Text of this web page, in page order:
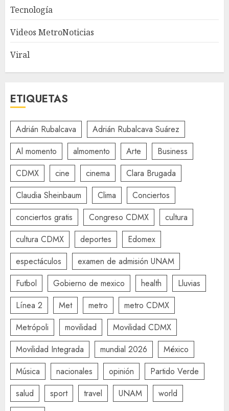
Tecnología
Videos MetroNoticias
Viral
ETIQUETAS
Adrián Rubalcava
Adrián Rubalcava Suárez
Al momento
almomento Arte
Business
CDMX
cine cinema
Clara Brugada
Claudia Sheinbaum
Clima
Conciertos
conciertos gratis
Congreso CDMX
cultura
cultura CDMX
deportes
Edomex
espectáculos
examen de admisión UNAM
Futbol
Gobierno de mexico health
Lluvias
Línea 2
Met metro
metro CDMX
Metrópoli
movilidad
Movilidad CDMX
Movilidad Integrada
mundial 2026
México
Música
nacionales opinión
Partido Verde
salud
sport travel UNAM
world